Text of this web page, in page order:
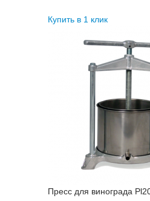
Купить в 1 клик
Пресс для винограда